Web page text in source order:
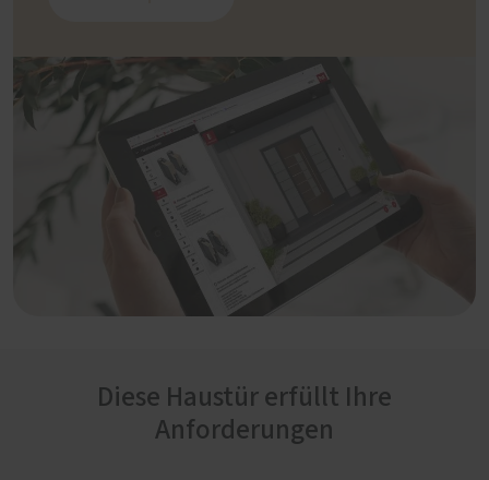
Diese Haustür erfüllt Ihre
Anforderungen